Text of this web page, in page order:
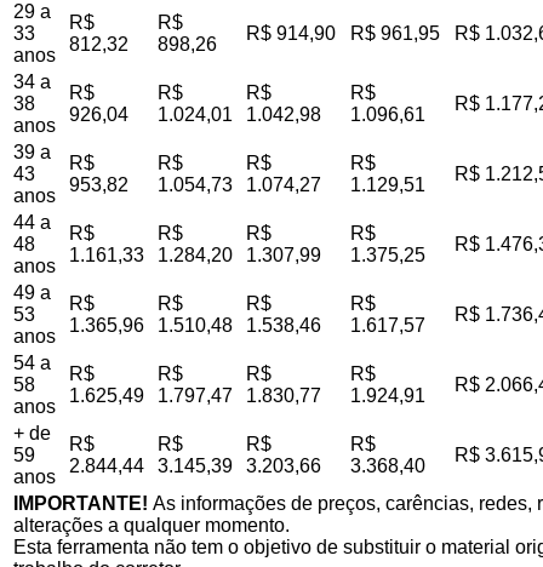
29 a
33
anos
R$
812,32
R$
898,26
R$ 914,90 R$ 961,95 R$
34 a
38
anos
R$
926,04
R$
1.024,01
R$
1.042,98
R$
1.096,61
R$
39 a
43
anos
R$
953,82
R$
1.054,73
R$
1.074,27
R$
1.129,51
R$
44 a
48
anos
R$
1.161,33
R$
1.284,20
R$
1.307,99
R$
1.375,25
R$
49 a
53
anos
R$
1.365,96
R$
1.510,48
R$
1.538,46
R$
1.617,57
R$
54 a
58
anos
R$
1.625,49
R$
1.797,47
R$
1.830,77
R$
1.924,91
R$
+ de
59
anos
R$
2.844,44
R$
3.145,39
R$
3.203,66
R$
3.368,40
R$
IMPORTANTE! As informações de preços, carências,
alterações a qualquer momento.
Esta ferramenta não tem o objetivo de substituir o material